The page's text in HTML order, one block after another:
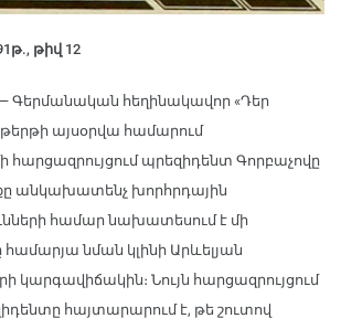
թիվ 12
— Գերմանական հեղինակավոր «Դեր
այսօրվա համարում
պրեզիդենտ Գորբաչովը
անկախատենչ խորհրդային
համար նախատեսում է մի
նման կլինի Արևելյան
կարգավիճակին։ Նույն հարցազրույցում
հայտարարում է, թե շուտով